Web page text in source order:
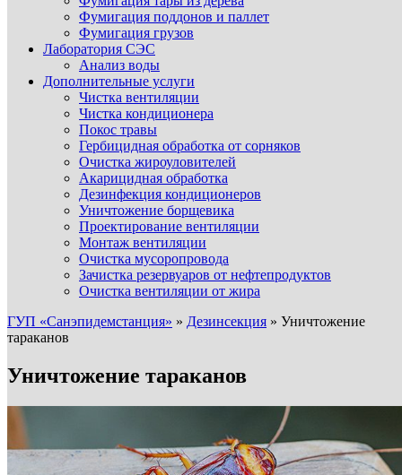
Фумигация поддонов и паллет
Фумигация грузов
Лаборатория СЭС
Анализ воды
Дополнительные услуги
Чистка вентиляции
Чистка кондиционера
Покос травы
Гербицидная обработка от сорняков
Очистка жироуловителей
Акарицидная обработка
Дезинфекция кондиционеров
Уничтожение борщевика
Проектирование вентиляции
Монтаж вентиляции
Очистка мусоропровода
Зачистка резервуаров от нефтепродуктов
Очистка вентиляции от жира
ГУП «Санэпидемстанция» » Дезинсекция » Уничтожение
тараканов
Уничтожение тараканов